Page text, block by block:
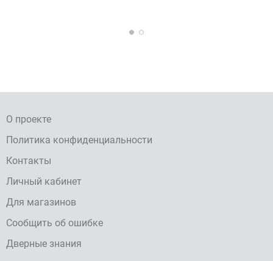
О проекте
Политика конфиденциальности
Контакты
Личный кабинет
Для магазинов
Сообщить об ошибке
Дверные знания